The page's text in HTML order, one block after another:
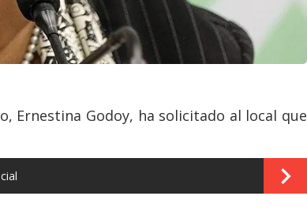
Ernestina Godoy, ha solicitado al local que